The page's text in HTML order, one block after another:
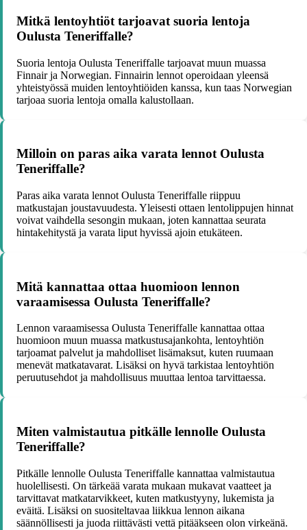
Mitkä lentoyhtiöt tarjoavat suoria lentoja
Oulusta Teneriffalle?
Suoria lentoja Oulusta Teneriffalle tarjoavat muun muassa
Finnair ja Norwegian. Finnairin lennot operoidaan yleensä
yhteistyössä muiden lentoyhtiöiden kanssa, kun taas Norwegian
tarjoaa suoria lentoja omalla kalustollaan.
Milloin on paras aika varata lennot Oulusta
Teneriffalle?
Paras aika varata lennot Oulusta Teneriffalle riippuu
matkustajan joustavuudesta. Yleisesti ottaen lentolippujen hinnat
voivat vaihdella sesongin mukaan, joten kannattaa seurata
hintakehitystä ja varata liput hyvissä ajoin etukäteen.
Mitä kannattaa ottaa huomioon lennon
varaamisessa Oulusta Teneriffalle?
Lennon varaamisessa Oulusta Teneriffalle kannattaa ottaa
huomioon muun muassa matkustusajankohta, lentoyhtiön
tarjoamat palvelut ja mahdolliset lisämaksut, kuten ruumaan
menevät matkatavarat. Lisäksi on hyvä tarkistaa lentoyhtiön
peruutusehdot ja mahdollisuus muuttaa lentoa tarvittaessa.
Miten valmistautua pitkälle lennolle Oulusta
Teneriffalle?
Pitkälle lennolle Oulusta Teneriffalle kannattaa valmistautua
huolellisesti. On tärkeää varata mukaan mukavat vaatteet ja
tarvittavat matkatarvikkeet, kuten matkustyyny, lukemista ja
eväitä. Lisäksi on suositeltavaa liikkua lennon aikana
säännöllisesti ja juoda riittävästi vettä pitääkseen olon virkeänä.